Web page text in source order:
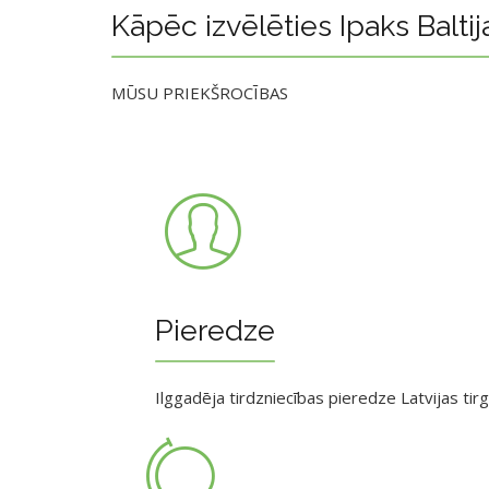
Kāpēc izvēlēties Ipaks
MŪSU PRIEKŠROCĪBAS
Pieredze
Ilggadēja tirdzniecības pieredze Latvijas